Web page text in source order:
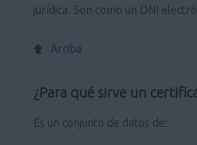
jurídica. Son como un DNI
Arriba
¿Para qué sirve un
Es un conjunto de datos de: